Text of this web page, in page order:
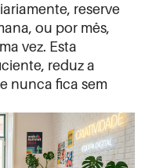
reserve
ou por mês,
vez. Esta
reduz a
nunca fica sem